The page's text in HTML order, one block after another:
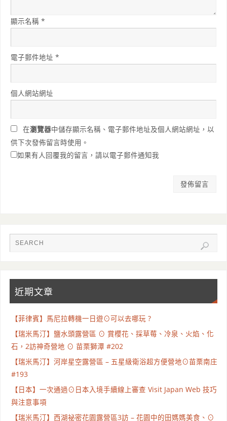
顯示名稱*
電子郵件地址*
個人網站網址
在瀏覽器中儲存顯示名稱、電子郵件地址及個人網站網址，以
供下次發佈留言時使用。
如果有人回覆我的留言，請以電子郵件通知我
近期文章
【菲律賓】馬尼拉轉機一日遊⊙可以去哪玩 ?
【瑞米馬汀】鹽水頭露營區 ⊙ 賞櫻花、採草莓、冷泉、火焰、化
石，2訪神奇營地 ⊙ 苗栗獅潭 #202
【瑞米馬汀】河岸星空露營區 – 五星級衛浴超方便營地⊙苗栗南庄
#193
【日本】一次通過⊙日本入境手續線上審查 Visit Japan Web 技巧
與注意事項
【瑞米馬汀】西湖祕密花園露營區3訪 – 花園中的田媽媽美食、⊙